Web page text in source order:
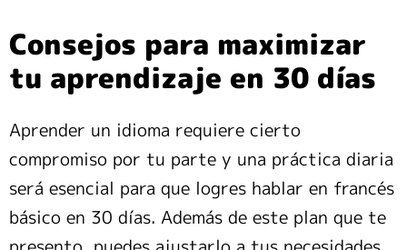
Consejos para maximizar
tu aprendizaje en 30 días
Aprender un idioma requiere cierto
compromiso por tu parte y una práctica diaria
será esencial para que logres hablar en francés
básico en 30 días. Además de este plan que te